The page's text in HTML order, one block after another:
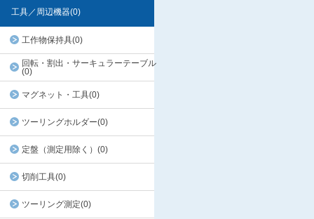
工具／周辺機器(0)
工作物保持具(0)
回転・割出・サーキュラーテーブル
(0)
マグネット・工具(0)
ツーリングホルダー(0)
定盤（測定用除く）(0)
切削工具(0)
ツーリング測定(0)